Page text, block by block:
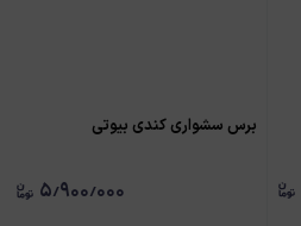
برس سشواری کندی بیوتی
۵٫۹۰۰٫۰۰۰